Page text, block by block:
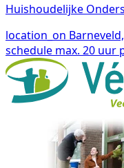
Huishoudelijke
location_on
schedule max. 20 uur